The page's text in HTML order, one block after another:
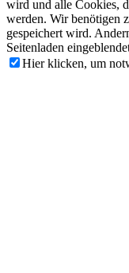
wird und alle Cookies,
werden. Wir benötigen
gespeichert wird.
Seitenladen
Hier klicken, um